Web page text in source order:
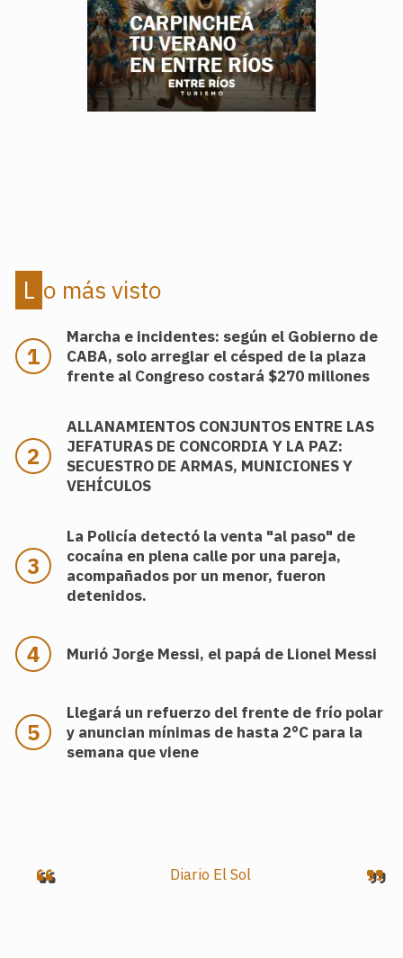
Lo más visto
Marcha e incidentes: según el Gobierno de
CABA, solo arreglar el césped de la plaza
frente al Congreso costará $270 millones
ALLANAMIENTOS CONJUNTOS ENTRE LAS
JEFATURAS DE CONCORDIA Y LA PAZ:
SECUESTRO DE ARMAS, MUNICIONES Y
VEHÍCULOS
La Policía detectó la venta "al paso" de
cocaína en plena calle por una pareja,
acompañados por un menor, fueron
detenidos.
Murió Jorge Messi, el papá de Lionel Messi
Llegará un refuerzo del frente de frío polar
y anuncian mínimas de hasta 2°C para la
semana que viene
Diario El Sol